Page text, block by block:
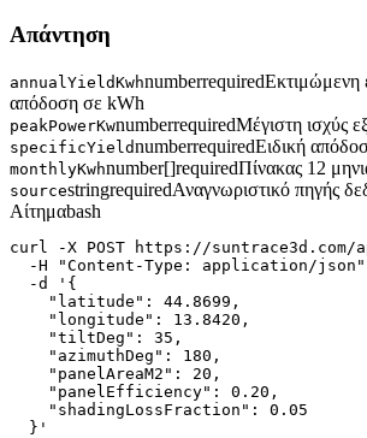
Απάντηση
annualYieldKwhnumberrequiredΕκτιμώμενη
απόδοση σε kWh
peakPowerKwnumberrequiredΜέγιστη ισχύς
specificYieldnumberrequiredΕιδική
monthlyKwhnumber[]requiredΠίνακας 12
sourcestringrequiredΑναγνωριστικό πηγής
Αίτημαbash
curl -X POST https://
-H "Content-Type: application/json"
  -d '{
    "latitude": 44.8699,
    "longitude": 13.8420,
    "tiltDeg": 35,
    "azimuthDeg": 180,
    "panelAreaM2": 20,
    "panelEfficiency": 0.20,
    "shadingLossFraction": 0.05
  }'